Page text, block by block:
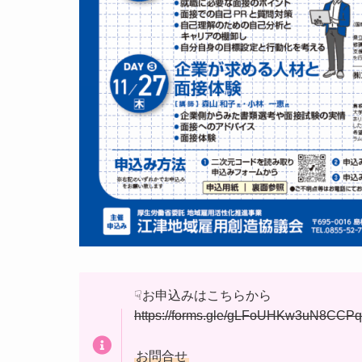
☟お申込みはこちらから
https://forms.gle/
お問合せ